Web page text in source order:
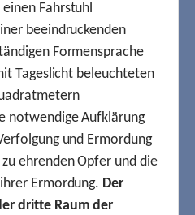
Fahrstuhl
beeindruckenden
Formensprache
Tageslicht beleuchteten
notwendige Aufklärung
und Ermordung
ehrenden Opfer und die
Ermordung. Der
dritte Raum der